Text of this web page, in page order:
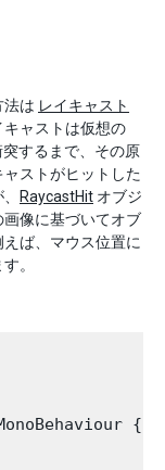
法は レイキャスト
ャストは仮想の
するまで、その原
ストがヒットした
RaycastHit オブジ
像に基づいてオブ
ば、マウス位置に
。
{